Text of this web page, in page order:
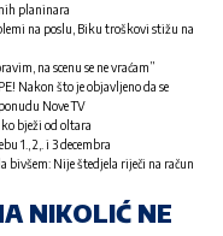
planinara
na poslu, Biku troškovi stižu na
na scenu se ne vraćam”
Nakon što je objavljeno da se
Nove TV
bježi od oltara
1., 2,. i 3 decembra
bivšem: Nije štedjela riječi na račun
NIKOLIĆ NE